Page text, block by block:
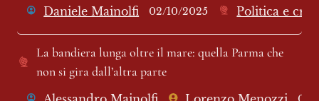
Daniele Mainolfi 02/10/2025 Politica e
La bandiera lunga oltre il mare: quella Parma che
non si gira dall’altra parte